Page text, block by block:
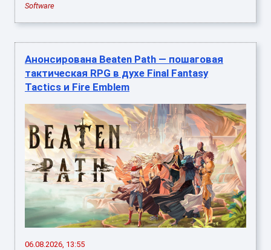
Software
Анонсирована Beaten Path — пошаговая
тактическая RPG в духе Final Fantasy
Tactics и Fire Emblem
06.08.2026, 13:55